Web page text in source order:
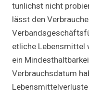
tunlichst nicht
lässt den
etliche Lebensmittel
ein
Verbrauchsdatum